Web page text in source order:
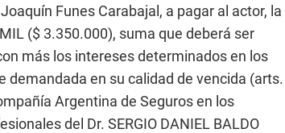
Funes Carabajal, a pagar al actor, la
MIL ($ 3.350.000), suma que deberá ser
más los intereses determinados en los
demandada en su calidad de vencida (arts.
Argentina de Seguros en los
del Dr. SERGIO DANIEL BALDO